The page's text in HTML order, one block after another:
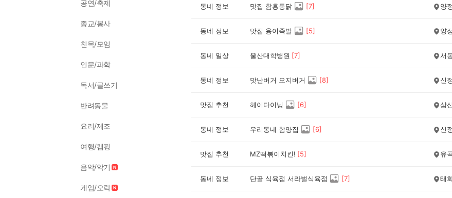
공연/축제
종교/봉사
친목/모임
인문/과학
독서/글쓰기
반려동물
요리/제조
여행/캠핑
음악/악기
게임/오락
동네 정보 맛집 함흥통닭 [7] 양
동네 정보 맛집 용이족발 [5] 양
동네 일상 울산대학병원 [7] 서
동네 정보 맛난버거 오지버거 [8] 신
맛집 추천 헤이다이닝 [6] 삼
동네 정보 우리동네 함양집 [6] 신
맛집 추천 MZ떡볶이치킨! [5] 유
동네 정보 단골 식육점 서라벌식육점 [7] 태